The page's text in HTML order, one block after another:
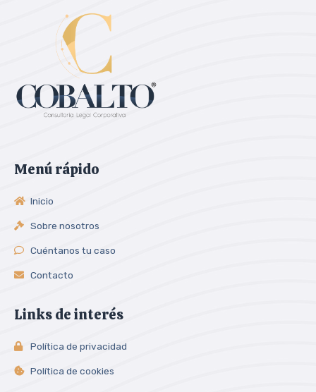
Menú rápido
Inicio
Sobre nosotros
Cuéntanos tu caso
Contacto
Links de interés
Política de privacidad
Política de cookies